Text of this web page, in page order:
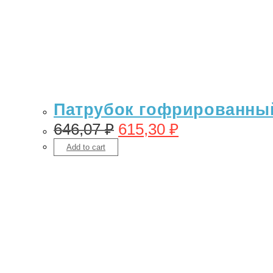
Патрубок
646,07₽ 615,30 ₽
Add to cart